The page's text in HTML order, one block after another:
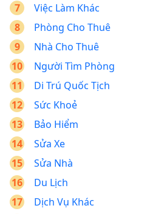
Việc Làm Khác
Phòng Cho Thuê
Nhà Cho Thuê
Người Tìm Phòng
Di Trú Quốc Tịch
Sức Khoẻ
Bảo Hiểm
Sửa Xe
Sửa Nhà
Du Lịch
Dịch Vụ Khác